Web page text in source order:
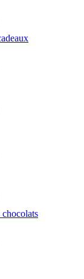
chocolats